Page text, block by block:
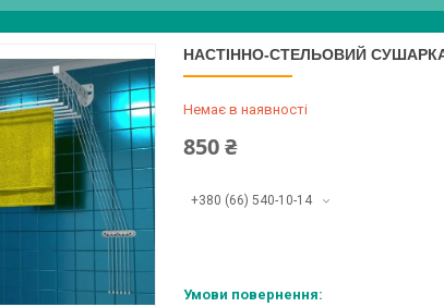
НАСТІННО-СТЕЛЬОВИЙ
Немає в наявності
850 ₴
+380 (66) 540-10-14